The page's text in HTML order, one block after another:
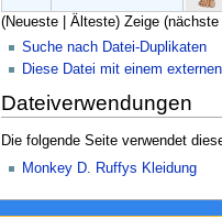
(Neueste | Älteste) Zeige (nächste
Suche nach Datei-Duplikaten
Diese Datei mit einem
Dateiverwendungen
Die folgende Seite verwendet
Monkey D. Ruffys Kleidung